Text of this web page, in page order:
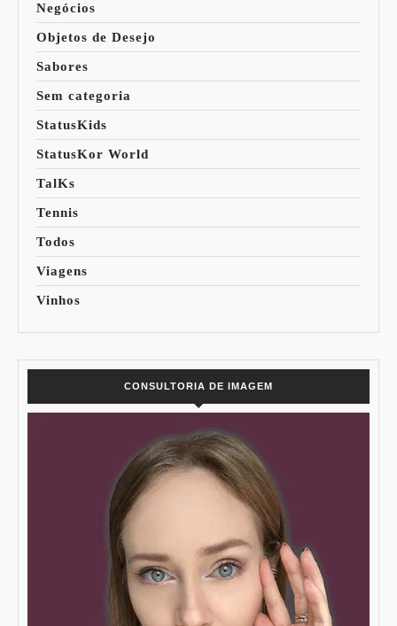
Negócios
Objetos de Desejo
Sabores
Sem categoria
StatusKids
StatusKor World
TalKs
Tennis
Todos
Viagens
Vinhos
CONSULTORIA DE IMAGEM